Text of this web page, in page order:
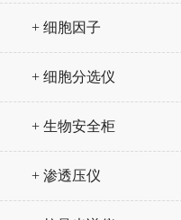
+ 细胞因子
+ 细胞分选仪
+ 生物安全柜
+ 渗透压仪